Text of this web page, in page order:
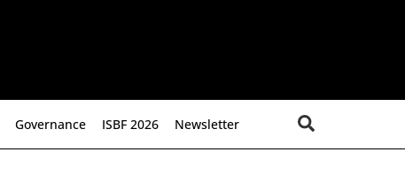
Governance ISBF 2026 Newsletter